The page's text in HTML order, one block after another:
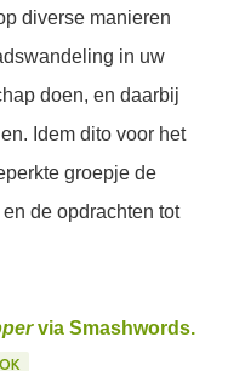
diverse manieren
in uw
doen, en daarbij
Idem dito voor het
groepje de
de opdrachten tot
via Smashwords.